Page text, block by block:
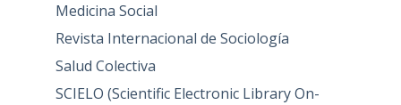
Medicina Social
Revista Internacional de Sociología
Salud Colectiva
SCIELO (Scientific Electronic Library On-